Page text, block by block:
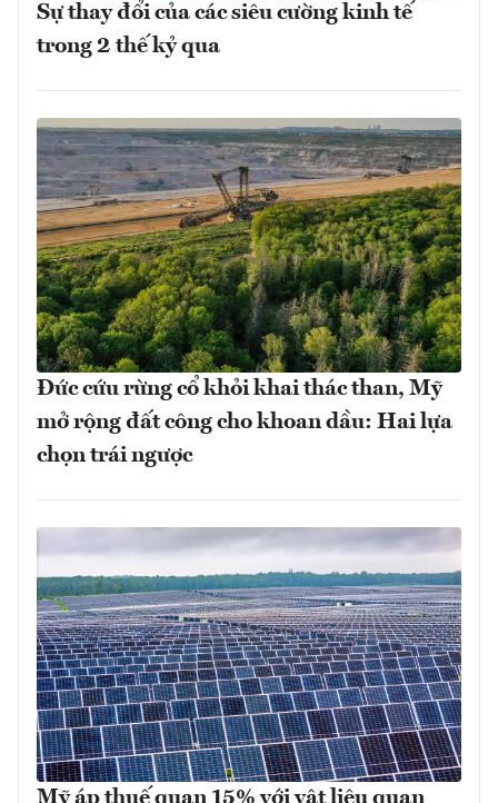
Sự thay đổi của các siêu cường kinh tế
trong 2 thế kỷ qua
Đức cứu rừng cổ khỏi khai thác than, Mỹ
mở rộng đất công cho khoan dầu: Hai lựa
chọn trái ngược
Mỹ áp thuế quan 15% với vật liệu quan